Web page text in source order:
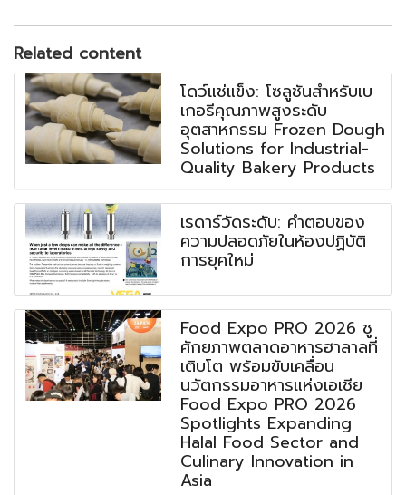
Related content
โดว์แช่แข็ง: โซลูชันสำหรับเบ
เกอรีคุณภาพสูงระดับ
อุตสาหกรรม Frozen Dough
Solutions for Industrial-
Quality Bakery Products
เรดาร์วัดระดับ: คำตอบของ
ความปลอดภัยในห้องปฏิบัติ
การยุคใหม่
Food Expo PRO 2026 ชู
ศักยภาพตลาดอาหารฮาลาลที่
เติบโต พร้อมขับเคลื่อน
นวัตกรรมอาหารแห่งเอเชีย
Food Expo PRO 2026
Spotlights Expanding
Halal Food Sector and
Culinary Innovation in
Asia